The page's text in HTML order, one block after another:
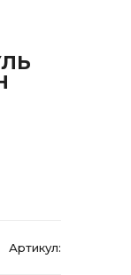
Артикул: